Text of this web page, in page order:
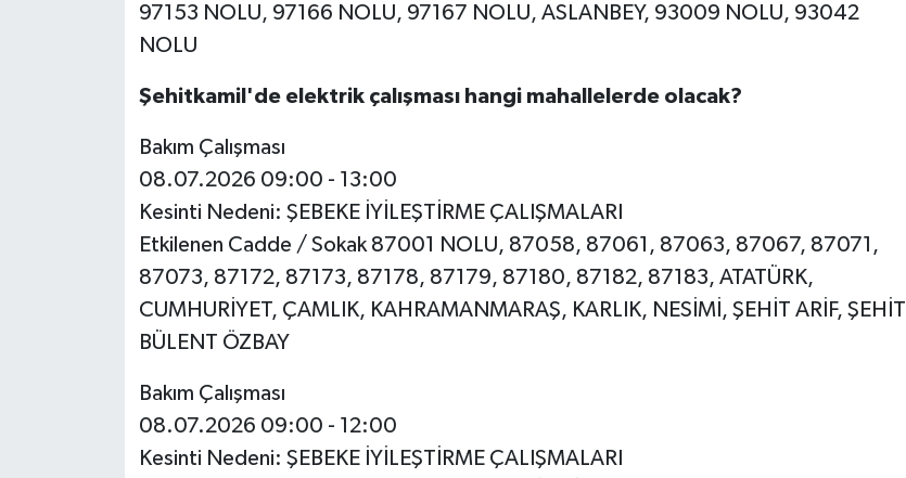
97153 NOLU, 97166 NOLU, 97167 NOLU, ASLANBEY, 93009 NOLU, 93042
NOLU
Şehitkamil'de elektrik çalışması hangi mahallelerde olacak?
Bakım Çalışması
08.07.2026 09:00 - 13:00
Kesinti Nedeni: ŞEBEKE İYİLEŞTİRME ÇALIŞMALARI
Etkilenen Cadde / Sokak 87001 NOLU, 87058, 87061, 87063, 87067, 87071,
87073, 87172, 87173, 87178, 87179, 87180, 87182, 87183, ATATÜRK,
CUMHURİYET, ÇAMLIK, KAHRAMANMARAŞ, KARLIK, NESİMİ, ŞEHİT ARİF, ŞEHİT
BÜLENT ÖZBAY
Bakım Çalışması
08.07.2026 09:00 - 12:00
Kesinti Nedeni: ŞEBEKE İYİLEŞTİRME ÇALIŞMALARI